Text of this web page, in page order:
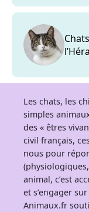
Les chats, les
simples
des « êtres
civil français,
nous pour
animal, c’est
et s’engager
Animaux.fr